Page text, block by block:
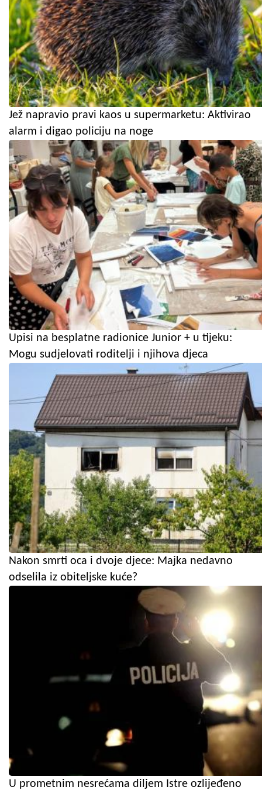
Jež napravio pravi kaos u supermarketu: Aktivirao
alarm i digao policiju na noge
Upisi na besplatne radionice Junior + u tijeku:
Mogu sudjelovati roditelji i njihova djeca
Nakon smrti oca i dvoje djece: Majka nedavno
odselila iz obiteljske kuće?
U prometnim nesrećama diljem Istre ozlijeđeno